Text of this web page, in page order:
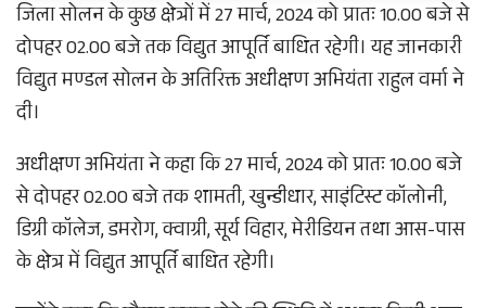
जिला सोलन के कुछ क्षेत्रों में 27 मार्च, 2024 को प्रातः 10.00 बजे से
दोपहर 02.00 बजे तक विद्युत आपूर्ति बाधित रहेगी। यह जानकारी
विद्युत मण्डल सोलन के अतिरिक्त अधीक्षण अभियंता राहुल वर्मा ने
दी।
अधीक्षण अभियंता ने कहा कि 27 मार्च, 2024 को प्रातः 10.00 बजे
से दोपहर 02.00 बजे तक शामती, खुन्डीधार, साइंटिस्ट कॉलोनी,
डिग्री कॉलेज, डमरोग, क्वाग्री, सूर्य विहार, मेरीडियन तथा आस-पास
के क्षेत्र में विद्युत आपूर्ति बाधित रहेगी।